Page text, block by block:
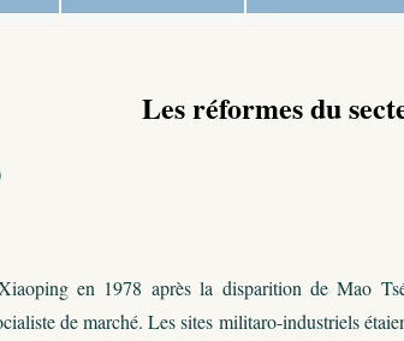
Les réformes du
en 1978 après la disparition de Mao
de marché. Les sites militaro-industriels